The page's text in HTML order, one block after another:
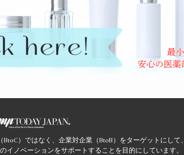
）ではなく、企業対企業（BtoB）をターゲットにして、
イノベーションをサポートすることを目的にしています。